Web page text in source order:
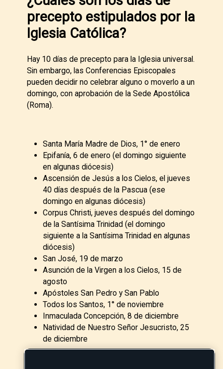
precepto estipulados por la
Iglesia Católica?
Hay 10 días de precepto para la Iglesia universal.
Sin embargo, las Conferencias Episcopales
pueden decidir no celebrar alguno o moverlo a un
domingo, con aprobación de la Sede Apostólica
(Roma).
Santa María Madre de Dios, 1° de enero
Epifanía, 6 de enero (el domingo siguiente
en algunas diócesis)
Ascensión de Jesús a los Cielos, el jueves
40 días después de la Pascua (ese
domingo en algunas diócesis)
Corpus Christi, jueves después del domingo
de la Santísima Trinidad (el domingo
siguiente a la Santísima Trinidad en algunas
diócesis)
San José, 19 de marzo
Asunción de la Virgen a los Cielos, 15 de
agosto
Apóstoles San Pedro y San Pablo
Todos los Santos, 1° de noviembre
Inmaculada Concepción, 8 de diciembre
Natividad de Nuestro Señor Jesucristo, 25
de diciembre